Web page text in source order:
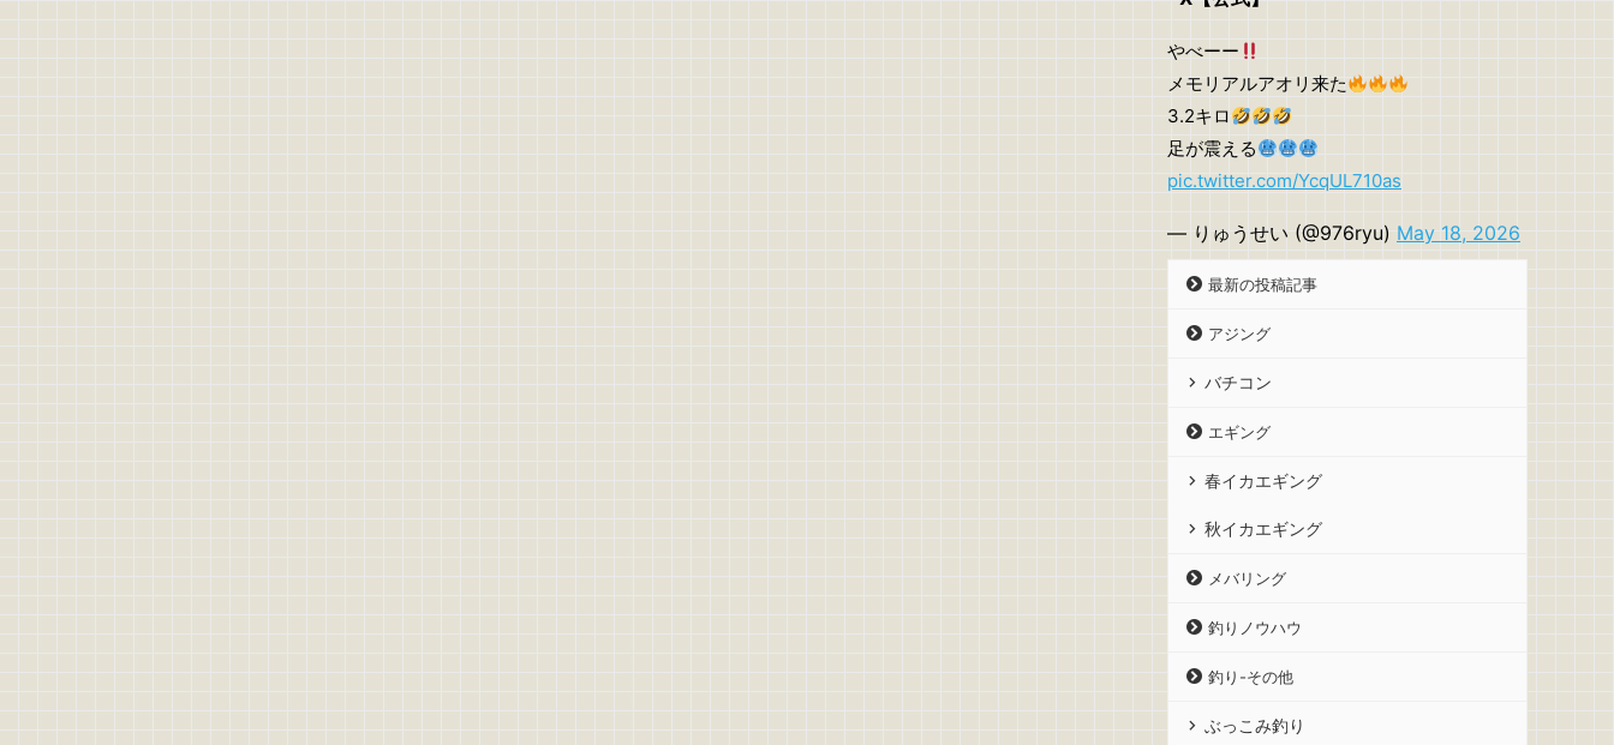
やべーー
メモリアルアオリ来た
3.2キロ
足が震える
pic.twitter.com/YcqUL710as
— りゅうせい (@976ryu) May 18, 2026
最新の投稿記事
アジング
バチコン
エギング
春イカエギング
秋イカエギング
メバリング
釣りノウハウ
釣り-その他
ぶっこみ釣り